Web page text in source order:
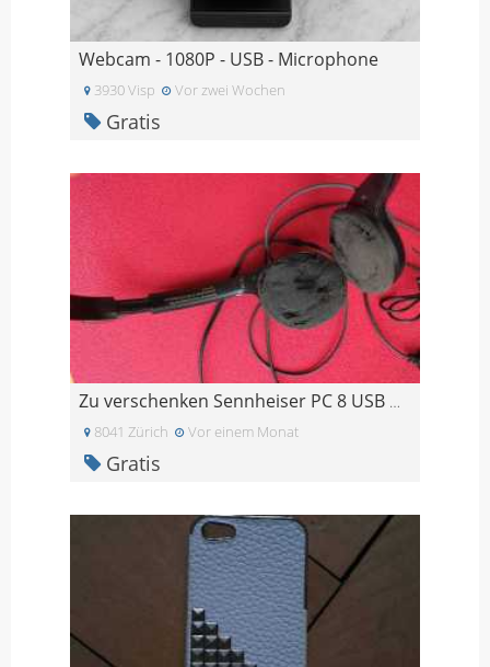
Webcam - 1080P - USB - Microphone
3930 Visp Vor zwei Wochen
Gratis
Zu verschenken Sennheiser PC 8 USB Headset
8041 Zürich Vor einem Monat
Gratis